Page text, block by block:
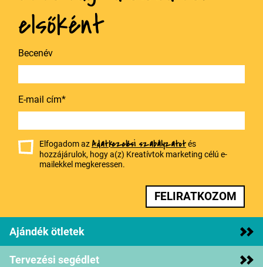
elsőként
Becenév
E-mail cím*
Elfogadom azAdatkezelési szabályzatotés
hozzájárulok, hogy a(z) Kreatívtok marketing célú e-
mailekkel megkeressen.
FELIRATKOZOM
Ajándék ötletek
Tervezési segédlet